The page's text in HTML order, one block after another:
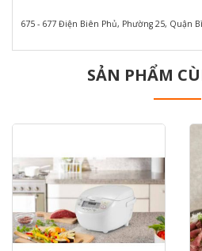
675 - 677 Điện Biên Phủ, Phường 25, Quận
SẢN PHẨM